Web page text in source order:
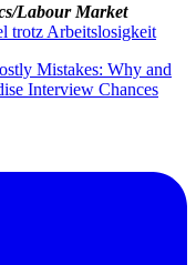
Labour Market
trotz Arbeitslosigkeit
Mistakes: Why and
Interview Chances